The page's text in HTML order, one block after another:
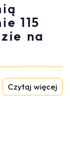
115
na
Czytaj więcej